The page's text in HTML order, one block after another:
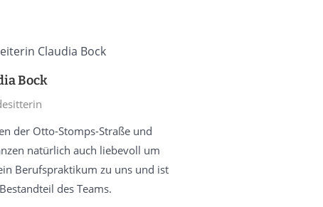
Bock
der Otto-Stomps-Straße und
natürlich auch liebevoll um
Berufspraktikum zu uns und ist
des Teams.